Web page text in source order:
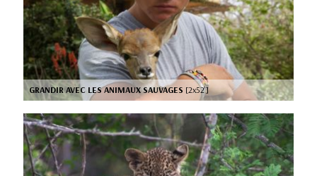
GRANDIR AVEC LES ANIMAUX SAUVAGES [2x52’]